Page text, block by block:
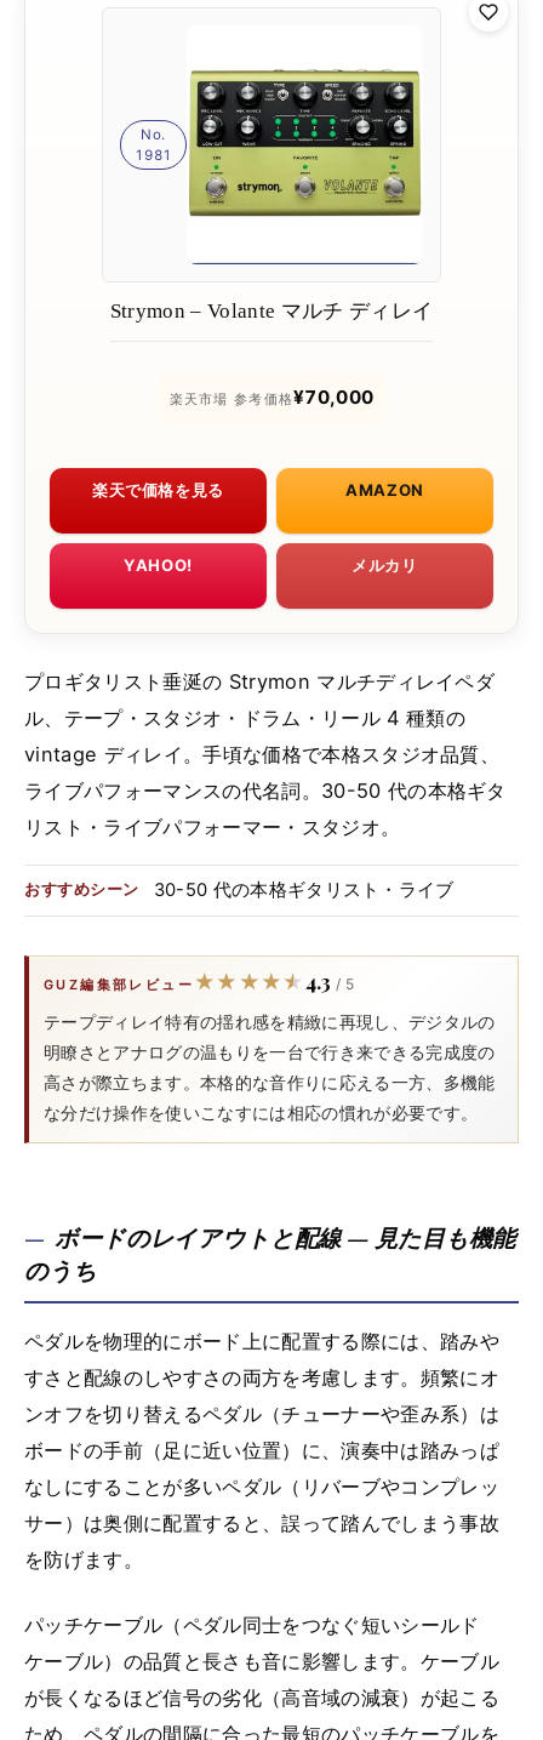
No.
1981
Strymon – Volante マルチ ディレイ
楽天市場 参考価格¥70,000
楽天で価格を見る AMAZON
YAHOO! メルカリ
プロギタリスト垂涎の Strymon マルチディレイペダ
ル、テープ・スタジオ・ドラム・リール 4 種類の
vintage ディレイ。手頃な価格で本格スタジオ品質、
ライブパフォーマンスの代名詞。30-50 代の本格ギタ
リスト・ライブパフォーマー・スタジオ。
おすすめシーン 30-50 代の本格ギタリスト・ライブ
GUZ編集部レビュー ★★★★★
★★★★★ 4.3 / 5
テープディレイ特有の揺れ感を精緻に再現し、デジタルの
明瞭さとアナログの温もりを一台で行き来できる完成度の
高さが際立ちます。本格的な音作りに応える一方、多機能
な分だけ操作を使いこなすには相応の慣れが必要です。
ボードのレイアウトと配線 — 見た目も機能
のうち
ペダルを物理的にボード上に配置する際には、踏みや
すさと配線のしやすさの両方を考慮します。頻繁にオ
ンオフを切り替えるペダル（チューナーや歪み系）は
ボードの手前（足に近い位置）に、演奏中は踏みっぱ
なしにすることが多いペダル（リバーブやコンプレッ
サー）は奥側に配置すると、誤って踏んでしまう事故
を防げます。
パッチケーブル（ペダル同士をつなぐ短いシールド
ケーブル）の品質と長さも音に影響します。ケーブル
が長くなるほど信号の劣化（高音域の減衰）が起こる
ため、ペダルの間隔に合った最短のパッチケーブルを